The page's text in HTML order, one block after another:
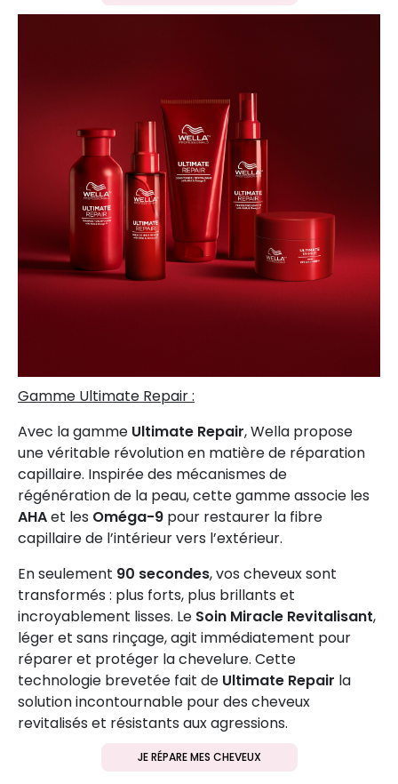
Gamme Ultimate Repair :
Avec la gamme Ultimate Repair, Wella propose
une véritable révolution en matière de réparation
capillaire. Inspirée des mécanismes de
régénération de la peau, cette gamme associe les
AHAet les Oméga-9 pour restaurer la fibre
capillaire de l’intérieur vers l’extérieur.
En seulement 90 secondes, vos cheveux sont
transformés : plus forts, plus brillants et
incroyablement lisses. Le Soin Miracle Revitalisant,
léger et sans rinçage, agit immédiatement pour
réparer et protéger la chevelure. Cette
technologie brevetée fait de Ultimate Repair la
solution incontournable pour des cheveux
revitalisés et résistants aux agressions.
JE RÉPARE MES CHEVEUX